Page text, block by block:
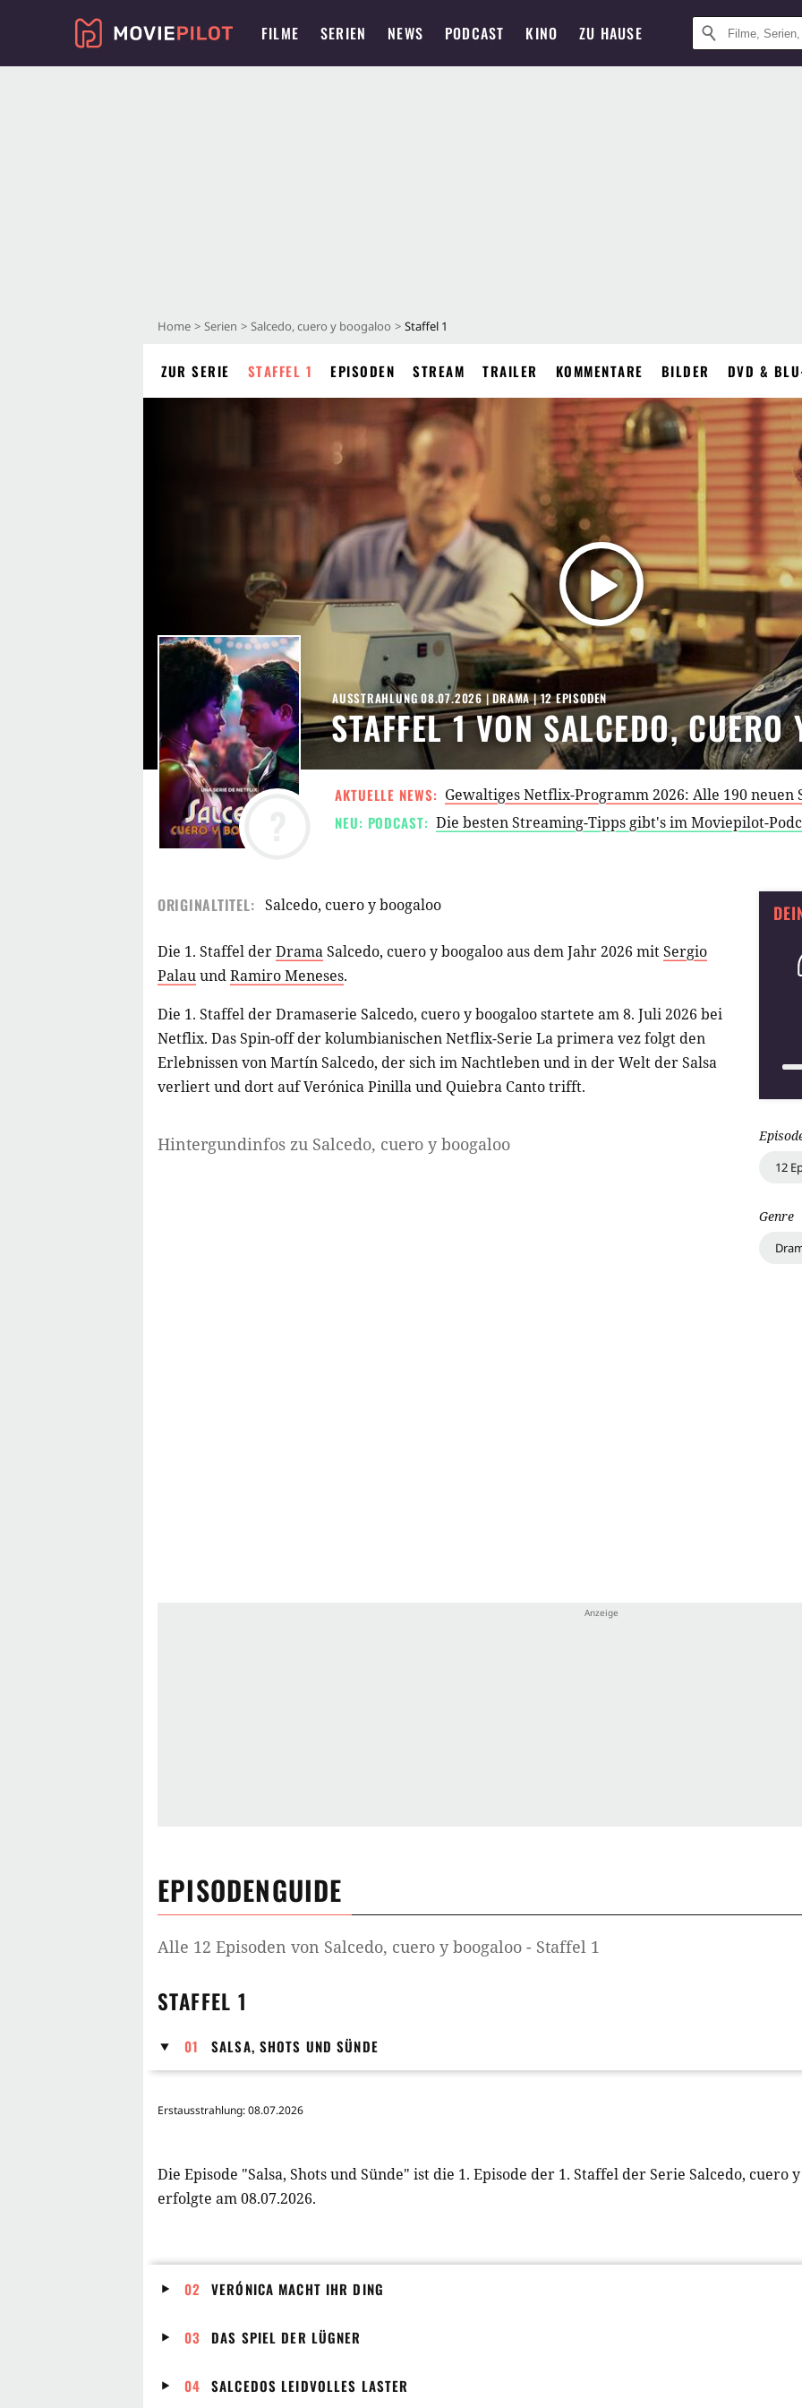
FILME SERIEN NEWS PODCAST KINO ZU HAUSE
Home Serien Salcedo, cuero y boogaloo Staffel 1
ZUR SERIE STAFFEL 1 EPISODEN STREAM TRAILER KOMMENTARE BILDER DVD &
STAFFEL 1 VON SALCEDO, CUERO
AUSSTRAHLUNG 08.07.2026 |DRAMA| 12 EPISODEN
AKTUELLE NEWS: Gewaltiges Netflix-Programm 2026: Alle 190 neuen
NEU: PODCAST: Die besten Streaming-Tipps gibt's im Moviepilot-
ORIGINALTITEL: Salcedo, cuero y boogaloo
Die 1. Staffel derDramaSalcedo, cuero y boogaloo aus dem Jahr 2026 mitSergio
PalauundRamiro Meneses.
Die 1. Staffel der Dramaserie Salcedo, cuero y boogaloo startete am 8. Juli 2026 bei
Netflix. Das Spin-off der kolumbianischen Netflix-Serie La primera vez folgt den
Erlebnissen von Martín Salcedo, der sich im Nachtleben und in der Welt der Salsa
verliert und dort auf Verónica Pinilla und Quiebra Canto trifft.
Hintergundinfos zu Salcedo, cuero y boogaloo
12
Genre
EPISODENGUIDE
Alle 12 Episoden von Salcedo, cuero y boogaloo - Staffel 1
STAFFEL 1
01 SALSA, SHOTS UND SÜNDE
Erstausstrahlung: 08.07.2026
Die Episode "Salsa, Shots und Sünde" ist die 1. Episode der 1. Staffel der Serie Salcedo, cuero
erfolgte am 08.07.2026.
02 VERÓNICA MACHT IHR DING
03 DAS SPIEL DER LÜGNER
04 SALCEDOS LEIDVOLLES LASTER